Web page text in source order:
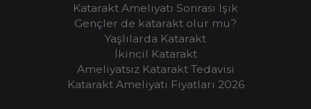
Katarakt Ameliyatı Sonrası Işık
Gençler de katarakt olur mu?
Yaşlılarda Katarakt
İkincil Katarakt
Ameliyatsız Katarakt Tedavisi
Katarakt Ameliyatı Fiyatları 2026